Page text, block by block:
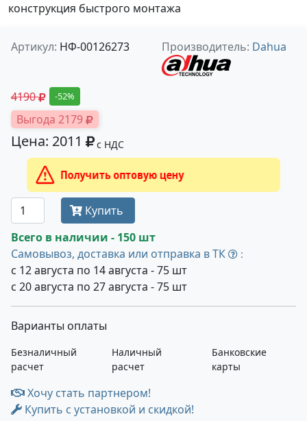
конструкция быстрого монтажа
Артикул: НФ-00126273 Производитель: Dahua
4190 -52%
Выгода 2179
Цена: 2011 с НДС
Получить оптовую цену
Купить
Всего в наличии - 150 шт
Самовывоз, доставка или отправка в ТК
:
с 12 августа по 14 августа - 75 шт
с 20 августа по 27 августа - 75 шт
Варианты оплаты
Безналичный
расчет
Наличный
расчет
Банковские
карты
Хочу стать партнером!
Купить с установкой и скидкой!